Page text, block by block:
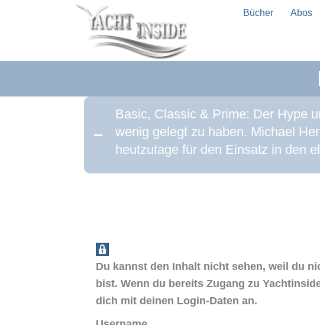
Bücher Abos
Basic, Classic & Prime: Der Hype
wenig gelegt zu haben. Michael
heutzutage für den Einsatz in den
Du kannst den Inhalt nicht sehen, weil du
bist. Wenn du bereits Zugang zu
dich mit deinen Login-Daten an.